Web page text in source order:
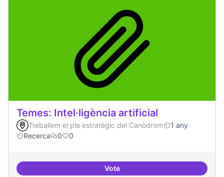
Temes: Intel·ligència artificial
Treballem el pla estratègic del Canòdrom
1 any
Recerca
0 0
VoteTemes: Intel·ligència artificial